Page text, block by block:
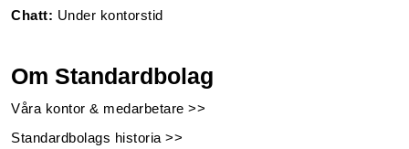
Chatt: Under kontorstid
Om Standardbolag
Våra kontor & medarbetare >>
Standardbolags historia >>